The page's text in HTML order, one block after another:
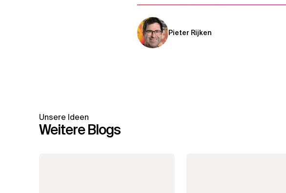
Pieter Rijken
Unsere Ideen
Weitere Blogs